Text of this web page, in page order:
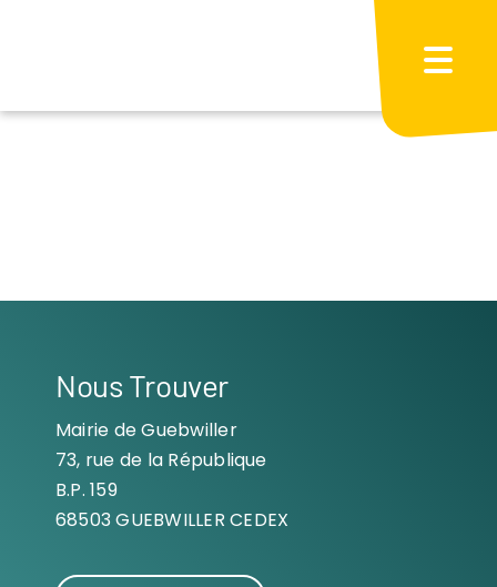
Nous Trouver
Mairie de Guebwiller
73, rue de la République
B.P. 159
68503 GUEBWILLER CEDEX